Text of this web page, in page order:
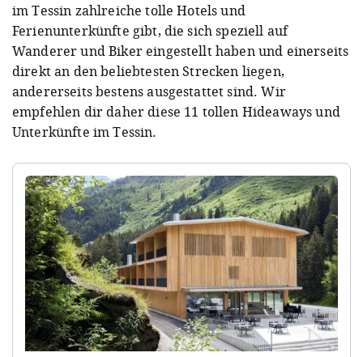
im Tessin zahlreiche tolle Hotels und
Ferienunterkünfte gibt, die sich speziell auf
Wanderer und Biker eingestellt haben und einerseits
direkt an den beliebtesten Strecken liegen,
andererseits bestens ausgestattet sind. Wir
empfehlen dir daher diese 11 tollen Hideaways und
Unterkünfte im Tessin.